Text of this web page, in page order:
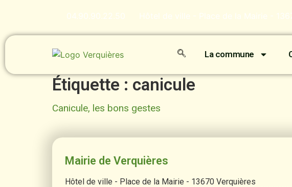
04.90.90.22.50 Hôtel de ville - Place de la Mairie -
La commune
Étiquette : canicule
Canicule, les bons gestes
Mairie de Verquières
Hôtel de ville - Place de la Mairie - 13670 Verquières